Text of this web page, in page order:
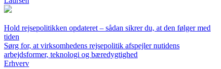
Hold rejsepolitikken opdateret – sådan sikrer du, at den følger med
tiden
Sørg for, at virksomhedens rejsepolitik afspejler nutidens
arbejdsformer, teknologi og bæredygtighed
Erhverv